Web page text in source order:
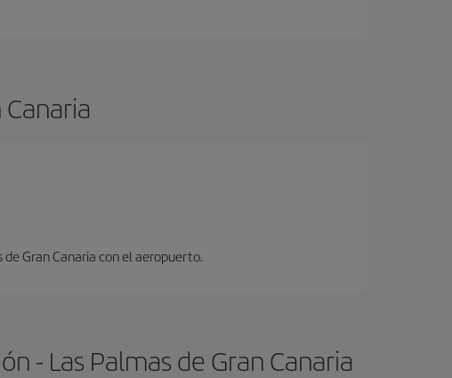
Gran Canaria con el aeropuerto.
- Las Palmas de Gran Canaria